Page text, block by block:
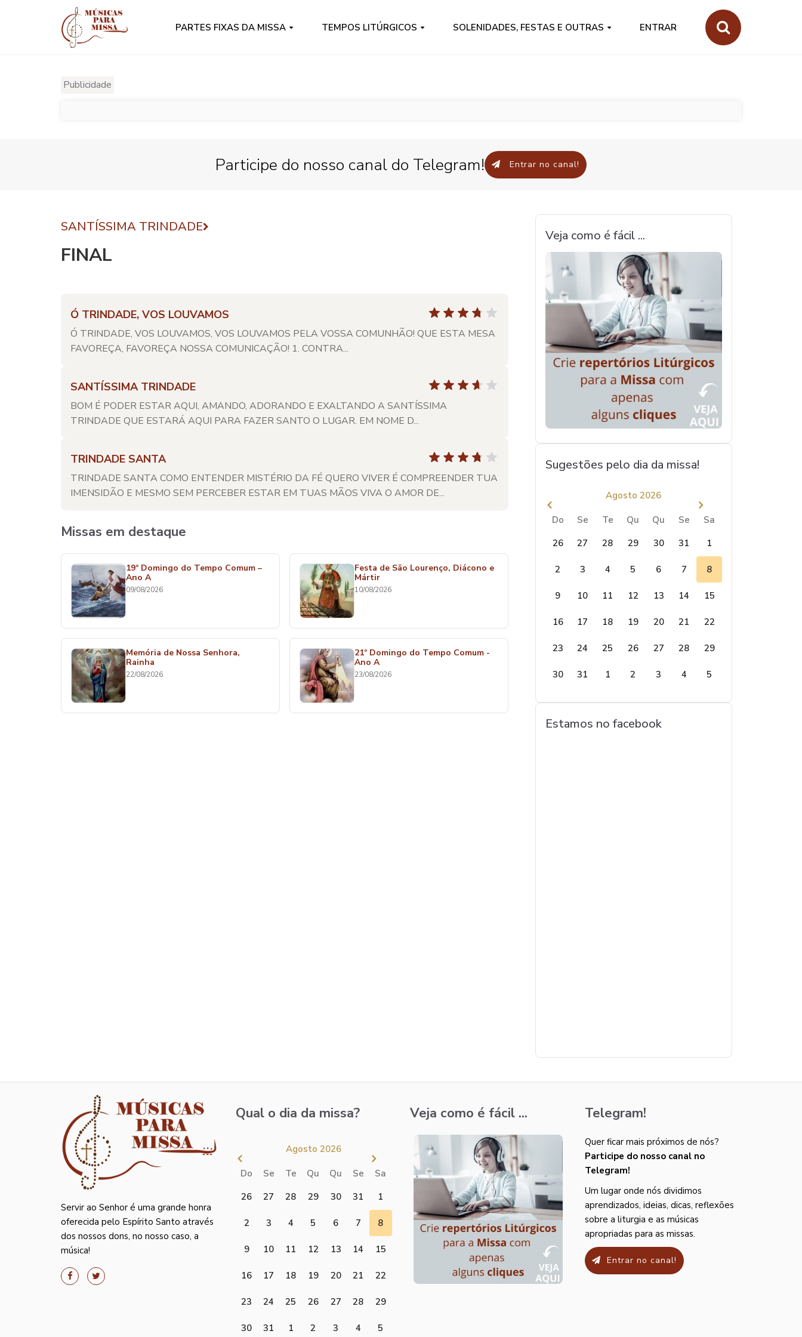
PARTES FIXAS DA MISSA TEMPOS LITÚRGICOS SOLENIDADES, FESTAS E OUTRAS ENTRAR
Publicidade
Participe do nosso canal do Telegram! Entrar no canal!
SANTÍSSIMA TRINDADE
FINAL
Ó TRINDADE, VOS LOUVAMOS
Ó TRINDADE, VOS LOUVAMOS, VOS LOUVAMOS PELA VOSSA COMUNHÃO! QUE ESTA MESA
FAVOREÇA, FAVOREÇA NOSSA COMUNICAÇÃO! 1. CONTRA...
SANTÍSSIMA TRINDADE
BOM É PODER ESTAR AQUI, AMANDO, ADORANDO E EXALTANDO A SANTÍSSIMA
TRINDADE QUE ESTARÁ AQUI PARA FAZER SANTO O LUGAR. EM NOME D...
TRINDADE SANTA
TRINDADE SANTA COMO ENTENDER MISTÉRIO DA FÉ QUERO VIVER É COMPREENDER TUA
IMENSIDÃO E MESMO SEM PERCEBER ESTAR EM TUAS MÃOS VIVA O AMOR DE...
Missas em destaque
19º Domingo do Tempo Comum –
Ano A
09/08/2026
Festa de São Lourenço, Diácono e
Mártir
10/08/2026
Memória de Nossa Senhora,
Rainha
22/08/2026
21º Domingo do Tempo Comum -
Ano A
23/08/2026
Veja como é fácil ...
Sugestões pelo dia da missa!
Agosto 2026
Do Se Te Qu Qu Se
Sa
26
27 28 29 30 31 1
2 3 4 5 6 7 8
9 10 11 12 13 14 15
16 17 18 19 20 21 22
23 24 25 26 27 28 29
30 31 1 2 3 4 5
Estamos no facebook
Servir ao Senhor é uma grande honra
oferecida pelo Espírito Santo através
dos nossos dons, no nosso caso, a
música!
Qual o dia da missa?
Agosto 2026
Do Se Te Qu Qu Se
Sa
26
27 28 29 30 31 1
2 3 4 5 6 7 8
9 10 11 12 13 14 15
16 17 18 19 20 21 22
23 24 25 26 27 28 29
30 31 1 2 3 4 5
Veja como é fácil ... Telegram!
Quer ficar mais próximos de nós?
Participe do nosso canal no
Telegram!
Um lugar onde nós dividimos
aprendizados, ideias, dicas, reflexões
sobre a liturgia e as músicas
apropriadas para as missas.
Entrar no canal!